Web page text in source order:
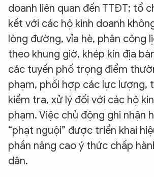
doanh liên quan đến TTĐT; tổ
kết với các hộ kinh doanh
lòng đường, vỉa hè, phân công
theo khung giờ, khép kín địa
các tuyến phố trọng điểm
phạm, phối hợp các lực lượng,
kiểm tra, xử lý đối với các hộ
phạm. Việc chủ động ghi nhận
“phạt nguội” được triển khai
phần nâng cao ý thức chấp
dân.